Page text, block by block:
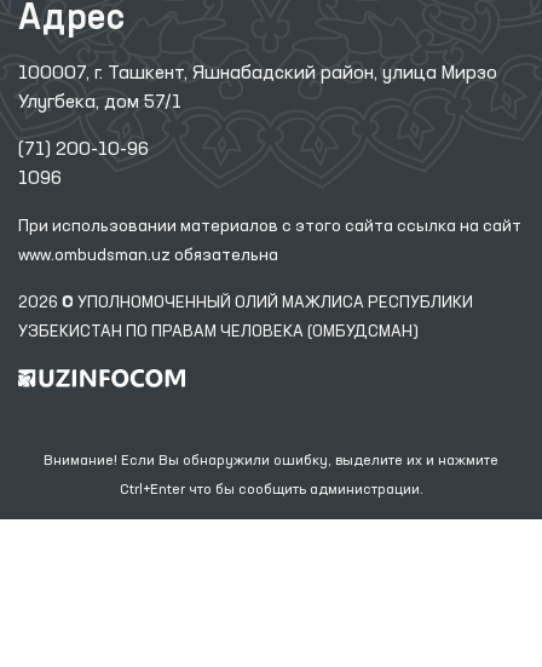
Адрес
100007, г. Ташкент, Яшнабадский район, улица Мирзо
Улугбека, дом 57/1
(71) 200-10-96
1096
При использовании материалов с этого сайта ссылка на сайт
www.ombudsman.uz обязательна
2026 © УПОЛНОМОЧЕННЫЙ ОЛИЙ МАЖЛИСА РЕСПУБЛИКИ
УЗБЕКИСТАН ПО ПРАВАМ ЧЕЛОВЕКА (ОМБУДСМАН)
Внимание! Если Вы обнаружили ошибку, выделите их и нажмите
Ctrl+Enter что бы сообщить администрации.